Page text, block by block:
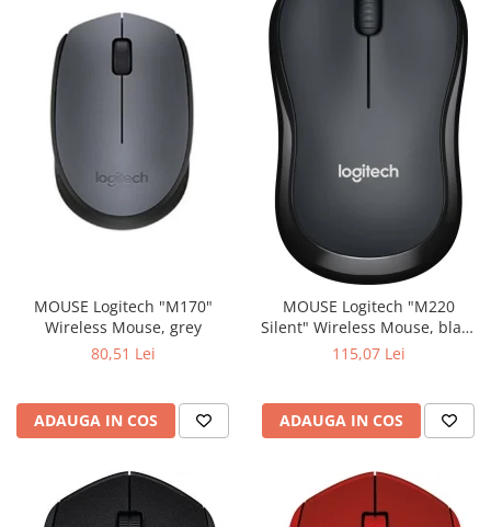
MOUSE Logitech "M170"
Wireless Mouse, grey
80,51 Lei
ADAUGA IN COS
MOUSE Logitech "M220
Silent" Wireless Mouse, black
"910-004878" (include timbru115,07 Lei
ADAUGA IN COS